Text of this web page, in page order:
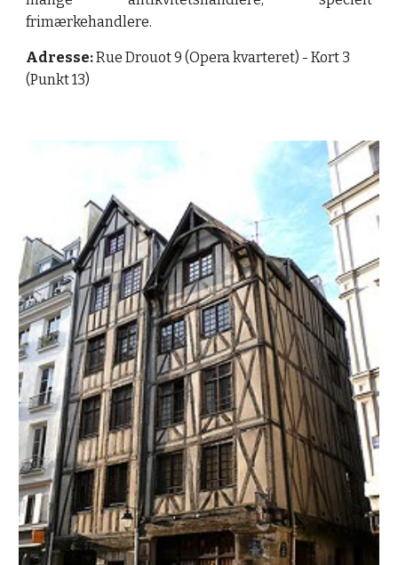
frimærkehandlere.
Adresse: Rue Drouot 9 (Opera kvarteret) - Kort 3
(Punkt 13)